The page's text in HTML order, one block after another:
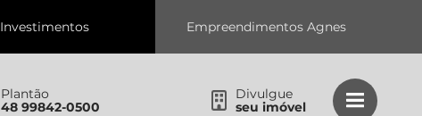
Investimentos Empreendimentos Agnes
Plantão
48 99842-0500
Divulgue
seu imóvel